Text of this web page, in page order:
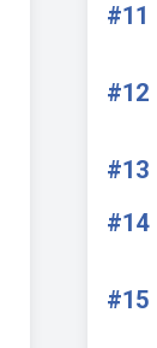
#11
#12
#13
#14
#15